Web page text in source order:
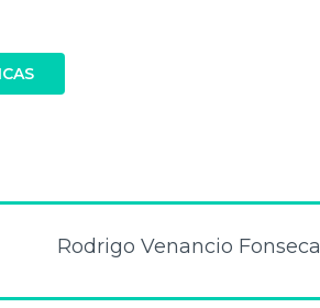
Rodrigo Venancio Fonseca